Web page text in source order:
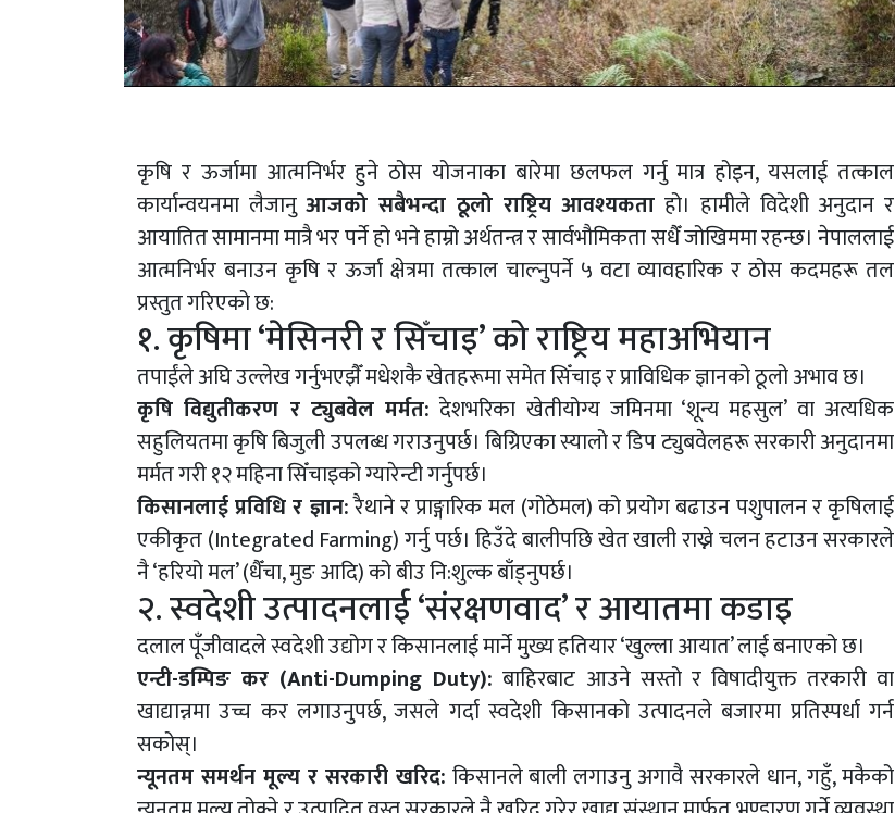
कृषि र ऊर्जामा आत्मनिर्भर हुने ठोस योजनाका बारेमा छलफल गर्नु मात्र होइन, यसलाई तत्काल
कार्यान्वयनमा लैजानुआजको सबैभन्दा ठूलो राष्ट्रिय आवश्यकता हो। हामीले विदेशी अनुदान र
आयातित सामानमा मात्रै भर पर्ने हो भने हाम्रो अर्थतन्त्र र सार्वभौमिकता सधैँ जोखिममा रहन्छ। नेपाललाई
आत्मनिर्भर बनाउन कृषि र ऊर्जा क्षेत्रमा तत्काल चाल्नुपर्ने ५ वटा व्यावहारिक र ठोस कदमहरू तल
प्रस्तुत गरिएको छ:
१. कृषिमा ‘मेसिनरी र सिँचाइ’ को राष्ट्रिय महाअभियान
तपाईंले अघि उल्लेख गर्नुभएझैँ मधेशकै खेतहरूमा समेत सिँचाइ र प्राविधिक ज्ञानको ठूलो अभाव छ।
कृषि विद्युतीकरण र ट्युबवेल मर्मत: देशभरिका खेतीयोग्य जमिनमा ‘शून्य महसुल’ वा अत्यधिक
सहुलियतमा कृषि बिजुली उपलब्ध गराउनुपर्छ। बिग्रिएका स्यालो र डिप ट्युबवेलहरू सरकारी अनुदानमा
मर्मत गरी १२ महिना सिँचाइको ग्यारेन्टी गर्नुपर्छ।
किसानलाई प्रविधि र ज्ञान:रैथाने र प्राङ्गारिक मल (गोठेमल) को प्रयोग बढाउन पशुपालन र कृषिलाई
एकीकृत (Integrated Farming) गर्नु पर्छ। हिउँदे बालीपछि खेत खाली राख्ने चलन हटाउन सरकारले
नै ‘हरियो मल’ (धैँचा, मुङ आदि) को बीउ नि:शुल्क बाँड्नुपर्छ।
२. स्वदेशी उत्पादनलाई ‘संरक्षणवाद’ र आयातमा कडाइ
दलाल पूँजीवादले स्वदेशी उद्योग र किसानलाई मार्ने मुख्य हतियार ‘खुल्ला आयात’ लाई बनाएको छ।
एन्टी-डम्पिङ कर (Anti-Dumping Duty): बाहिरबाट आउने सस्तो र विषादीयुक्त तरकारी वा
खाद्यान्नमा उच्च कर लगाउनुपर्छ, जसले गर्दा स्वदेशी किसानको उत्पादनले बजारमा प्रतिस्पर्धा गर्न
सकोस्।
न्यूनतम समर्थन मूल्य र सरकारी खरिद: किसानले बाली लगाउनु अगावै सरकारले धान, गहुँ, मकैको